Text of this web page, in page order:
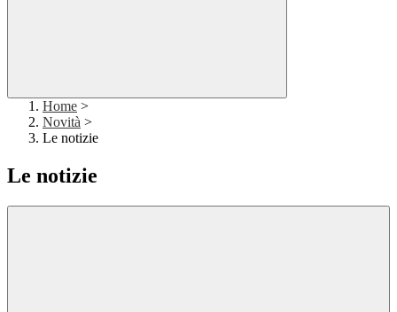
Home >
Novità >
Le notizie
Le notizie